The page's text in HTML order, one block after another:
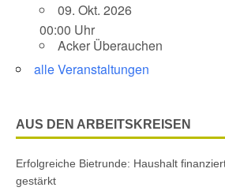
09. Okt. 2026
00:00 Uhr
Acker Überauchen
alle Veranstaltungen
AUS DEN ARBEITSKREISEN
Erfolgreiche Bietrunde: Haushalt
gestärkt